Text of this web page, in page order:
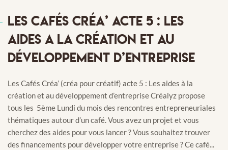
LES CAFÉS CRÉA’ ACTE 5 : LES
AIDES A LA CRÉATION ET AU
DÉVELOPPEMENT D’ENTREPRISE
Les Cafés Créa’ (créa pour créatif) acte 5 : Les aides à la
création et au développement d’entreprise Créalyz propose
tous les 5ème Lundi du mois des rencontres entrepreneuriales
thématiques autour d’un café. Vous avez un projet et vous
cherchez des aides pour vous lancer ? Vous souhaitez trouver
des financements pour développer votre entreprise ? Ce café...